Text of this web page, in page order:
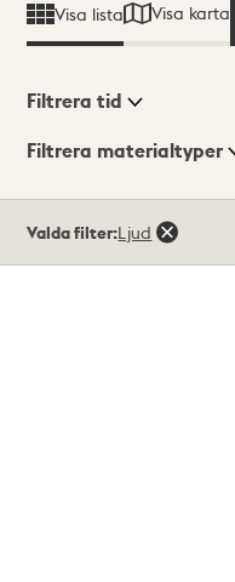
Visa lista Visa karta
Visningsläge
Filtrera tid
Filtrera materialtyper
träffar
Valda filter:Ljud